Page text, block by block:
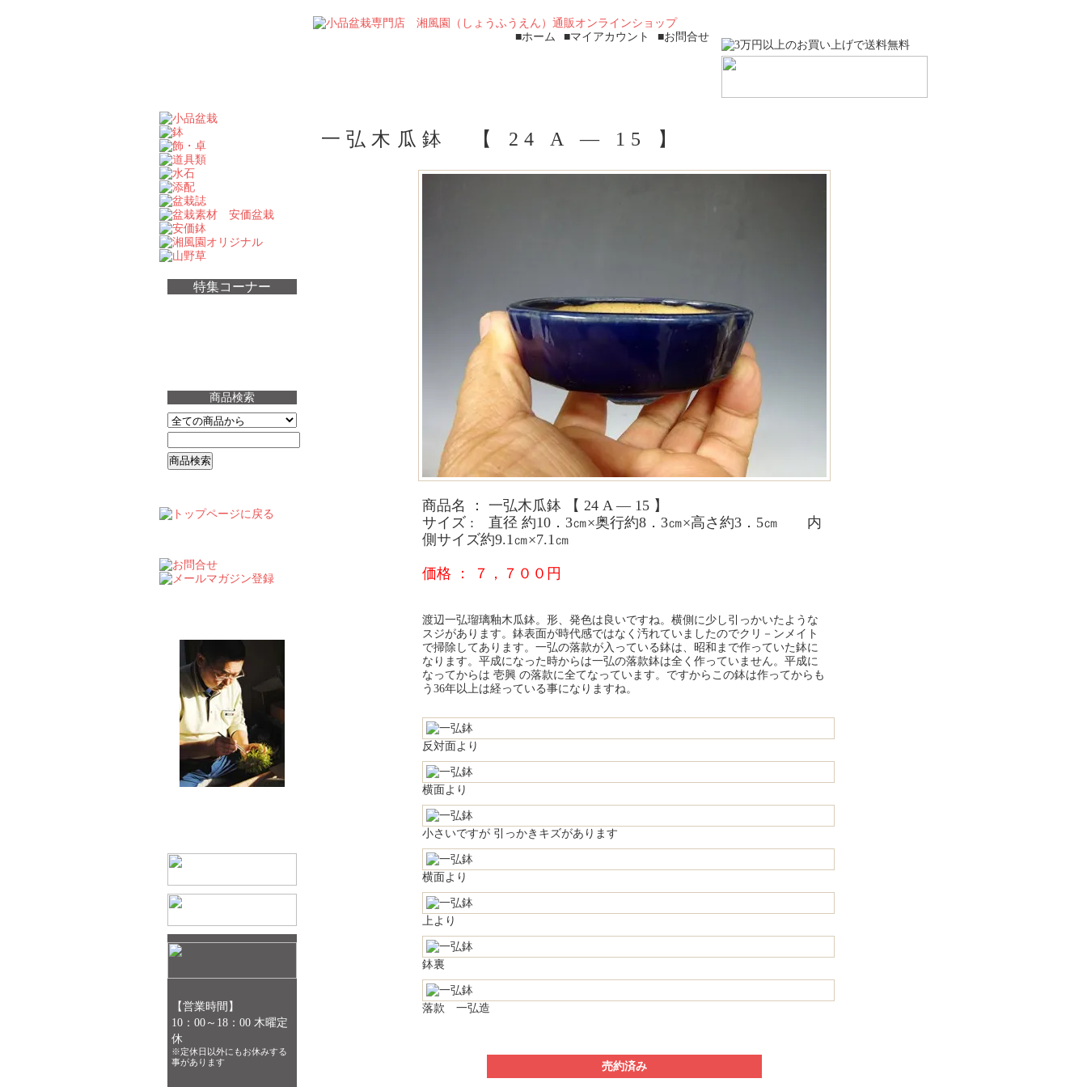
■ホーム ■マイアカウント ■お問合せ
特集コーナー
商品検索
【営業時間】
10：00～18：00 木曜定
休
※定休日以外にもお休みする
事があります
一弘木瓜鉢 【 24 A ― 15 】
商品名 ： 一弘木瓜鉢 【 24 A ― 15 】
サイズ : 直径 約10．3㎝×奥行約8．3㎝×高さ約3．5㎝ 内
側サイズ約9.1㎝×7.1㎝
価格 ： ７，７００円
渡辺一弘瑠璃釉木瓜鉢。形、発色は良いですね。横側に少し引っかいたような
スジがあります。鉢表面が時代感ではなく汚れていましたのでクリ－ンメイト
で掃除してあります。一弘の落款が入っている鉢は、昭和まで作っていた鉢に
なります。平成になった時からは一弘の落款鉢は全く作っていません。平成に
なってからは 壱興 の落款に全てなっています。ですからこの鉢は作ってからも
う36年以上は経っている事になりますね。
反対面より
横面より
小さいですが 引っかきキズがあります
横面より
上より
鉢裏
落款 一弘造
売約済み